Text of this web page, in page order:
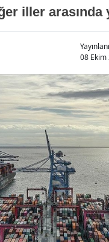
iller arasında
08 Ekim